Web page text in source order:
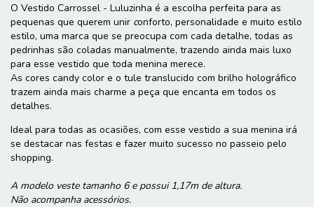
O Vestido Carrossel - Luluzinha é a escolha perfeita para as
pequenas que querem unir conforto, personalidade e muito estilo
estilo, uma marca que se preocupa com cada detalhe, todas as
pedrinhas são coladas manualmente, trazendo ainda mais luxo
para esse vestido que toda menina merece.
As cores candy color e o tule translucido com brilho holográfico
trazem ainda mais charme a peça que encanta em todos os
detalhes.
Ideal para todas as ocasiões, com esse vestido a sua menina irá
se destacar nas festas e fazer muito sucesso no passeio pelo
shopping.
A modelo veste tamanho 6 e possui 1,17m de altura.
Não acompanha acessórios.